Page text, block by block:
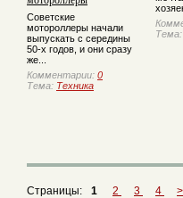
Советские
мотороллеры начали
выпускать с середины
50-х годов, и они сразу
же...
Комментарии: 0
Тема: Техника
Страницы: 1 2 3 4 >